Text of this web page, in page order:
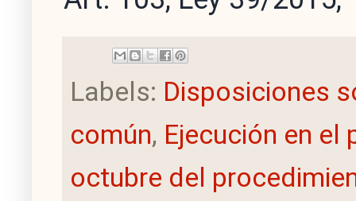
Labels: Disposiciones
común, Ejecución en el
octubre del